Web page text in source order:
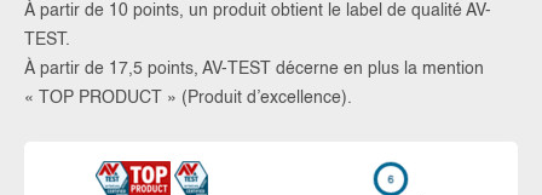
À partir de 10 points, un produit obtient le label de qualité AV-
TEST.
À partir de 17,5 points, AV-TEST décerne en plus la mention
« TOP PRODUCT » (Produit d’excellence).